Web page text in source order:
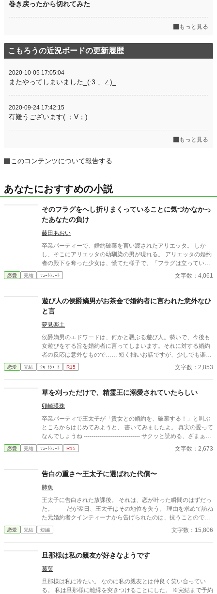
巻き戻ったから切れてみた
もっと見る
こもろうの近況ボードの更新履歴
2020-10-05 17:05:04
またやってしまいました_(:3 」∠)_
2020-09-24 17:42:15
有難うございます( ；∀；)
もっと見る
このコンテンツについて報告する
あなたにおすすめの小説
そのフラグをへし折りまくっていることに気づかなかっ
たあなたの負け
藤田あおい
卒業パーティーで、婚約破棄を言い渡されたアリエッタ。 しか
し、そこにアリエッタの幼馴染の男が現れる。 アリエッタの婚約
者の殿下を奪った少女は、慌てた様子で、「フラグは立っている
のに、なんで？」と叫ぶ。 どうやら、この世界は恋愛小説の世界
らしい。 しかし、アリエッタの中には、その小説を知っている前
し折られていることを知らない男爵令嬢は、本命ルート入りを失
敗してしまったのだった。
恋愛 完結 ｼｮｰﾄｼｮｰﾄ 文字数：4,061
遊び人の侯爵嫡男がお茶会で婚約者に言われた意外なひ
と言
夢見楽土
侯爵嫡男のエドワードは、何かと悪ぶる遊び人。勢いで、今後も
女遊びをする旨を婚約者に言ってしまいます。それに対する婚約
者の反応は意外なもので…… 短く拙いお話ですが、少しでも楽し
んでいただければ幸いです。 このお話は小説家になろう様にも掲
載しています。
恋愛 完結 ｼｮｰﾄｼｮｰﾄ R15 文字数：2,853
草を刈っただけで、精霊王に溺愛されていたらしい
卯崎瑛珠
卒業パーティで王太子が「貴女との婚約を、破棄する！」と叫ぶ
ところからはじめてみようと、 書いてみましたよ。 真実の愛って
なんでしょうね ----------------------------- サクッと読める、ざまぁと
溺愛です
恋愛 完結 ｼｮｰﾄｼｮｰﾄ R15 文字数：2,673
告白の重さ〜王太子に選ばれた代償〜
肺魚
王太子に告白された放課後。 それは、恋が叶った瞬間のはずだっ
た。 ——だが翌日、王太子はその地位を失う。 理由を求めて訪ね
た元婚約者クインティーナから告げられたのは、抗うことのでき
ない“血の宿命”。 恋を選んだ代償に、彼が失ったものとは——。
恋愛 完結 短編 文字数：15,806
旦那様は私の親友が好きなようです
葛葉
旦那様は私に冷たい。 なのに私の親友とは仲良く笑い合ってい
る。 私は旦那様に離縁を突きつけることにした。 ※完結まで予約